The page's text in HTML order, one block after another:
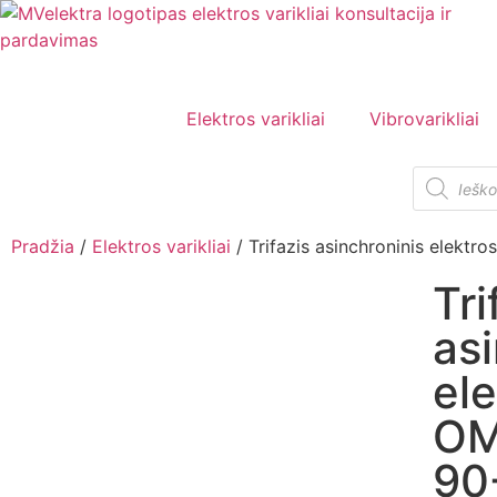
Elektros varikliai Vibrovarikliai
Pradžia / Elektros varikliai / Trifazis asinchroninis